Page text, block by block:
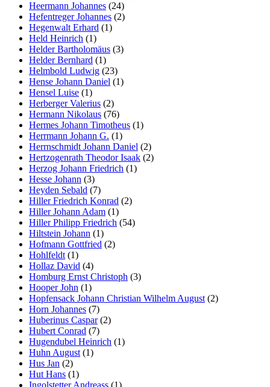
Heermann Johannes (24)
Hefentreger Johannes (2)
Hegenwalt Erhard (1)
Held Heinrich (1)
Helder Bartholomäus (3)
Helder Bernhard (1)
Helmbold Ludwig (23)
Hense Johann Daniel (1)
Hensel Luise (1)
Herberger Valerius (2)
Hermann Nikolaus (76)
Hermes Johann Timotheus (1)
Herrmann Johann G. (1)
Herrnschmidt Johann Daniel (2)
Hertzogenrath Theodor Isaak (2)
Herzog Johann Friedrich (1)
Hesse Johann (3)
Heyden Sebald (7)
Hiller Friedrich Konrad (2)
Hiller Johann Adam (1)
Hiller Philipp Friedrich (54)
Hiltstein Johann (1)
Hofmann Gottfried (2)
Hohlfeldt (1)
Hollaz David (4)
Homburg Ernst Christoph (3)
Hooper John (1)
Hopfensack Johann Christian Wilhelm August (2)
Horn Johannes (7)
Huberinus Caspar(2)
Hubert Conrad (7)
Hugendubel Heinrich (1)
Huhn August (1)
Hus Jan (2)
Hut Hans (1)
Ingolstetter Andreass (1)